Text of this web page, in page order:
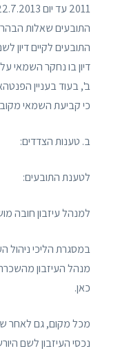
התובעים שאלות
דיון בו נחקר השמאי
כי קביעת השמאי מקובלת
ב. טענות הצדדים:
לטענת התובעים:
למנהל עיזבון חובה
במסגרת הליכי ניהול
מנהל העיזבון
כאן.
מכל מקום, גם לאחר